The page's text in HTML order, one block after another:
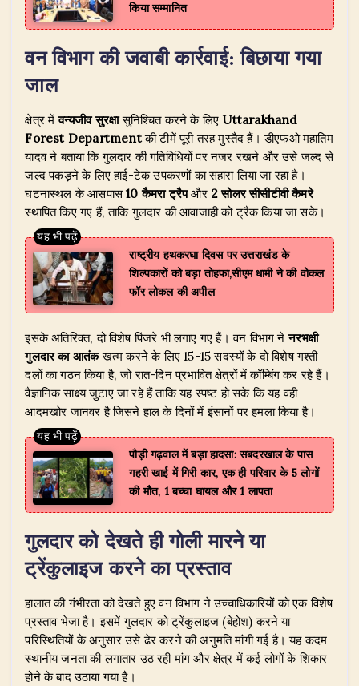
किया सम्मानित
वन विभाग की जवाबी कार्रवाई: बिछाया गया
जाल
​क्षेत्र मेंवन्यजीव सुरक्षासुनिश्चित करने के लिए Uttarakhand
Forest Departmentकी टीमें पूरी तरह मुस्तैद हैं। डीएफओ महातिम
यादव ने बताया कि गुलदार की गतिविधियों पर नजर रखने और उसे जल्द से
जल्द पकड़ने के लिए हाई-टेक उपकरणों का सहारा लिया जा रहा है।
घटनास्थल के आसपास10 कैमरा ट्रैपऔर 2 सोलर सीसीटीवी कैमरे
स्थापित किए गए हैं, ताकि गुलदार की आवाजाही को ट्रैक किया जा सके।
राष्ट्रीय हथकरघा दिवस पर उत्तराखंड के
शिल्पकारों को बड़ा तोहफा,सीएम धामी ने की वोकल
फॉर लोकल की अपील
​इसके अतिरिक्त, दो विशेष पिंजरे भी लगाए गए हैं। वन विभाग नेनरभक्षी
गुलदार का आतंकखत्म करने के लिए 15-15 सदस्यों के दो विशेष गश्ती
दलों का गठन किया है, जो रात-दिन प्रभावित क्षेत्रों में कॉम्बिंग कर रहे हैं।
वैज्ञानिक साक्ष्य जुटाए जा रहे हैं ताकि यह स्पष्ट हो सके कि यह वही
आदमखोर जानवर है जिसने हाल के दिनों में इंसानों पर हमला किया है।
पौड़ी गढ़वाल में बड़ा हादसा: सबदरखाल के पास
गहरी खाई में गिरी कार, एक ही परिवार के 5 लोगों
की मौत, 1 बच्चा घायल और 1 लापता
गुलदार को देखते ही गोली मारने या
ट्रेंकुलाइज करने का प्रस्ताव
​हालात की गंभीरता को देखते हुए वन विभाग ने उच्चाधिकारियों को एक विशेष
प्रस्ताव भेजा है। इसमें गुलदार को ट्रेंकुलाइज (बेहोश) करने या
परिस्थितियों के अनुसार उसे ढेर करने की अनुमति मांगी गई है। यह कदम
स्थानीय जनता की लगातार उठ रही मांग और क्षेत्र में कई लोगों के शिकार
होने के बाद उठाया गया है।